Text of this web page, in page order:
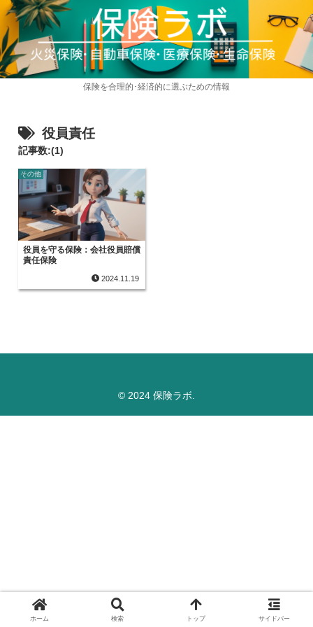
保険を合理的･経済的に選ぶための情報
役員責任
記事数:(1)
その他
役員を守る保険：会社役員賠償
責任保険
2024.11.19
© 2024 保険ラボ.
ホーム 検索 トップ サイドバー